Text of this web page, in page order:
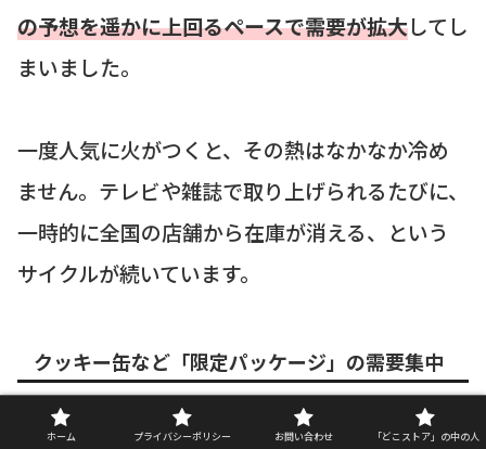
の予想を遥かに上回るペースで需要が拡大してし
まいました。
一度人気に火がつくと、その熱はなかなか冷め
ません。テレビや雑誌で取り上げられるたびに、
一時的に全国の店舗から在庫が消える、という
サイクルが続いています。
クッキー缶など「限定パッケージ」の需要集中
これは前述の内容と重複しますが、特に注意し
ホーム プライバシーポリシー お問い合わせ 「どこストア」の中の人